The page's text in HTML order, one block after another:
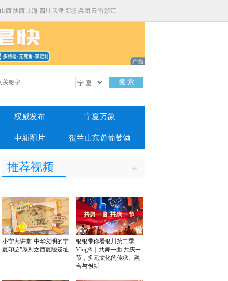
山西 陕西 上海 四川 天津 新疆 兵团 云南 浙江
搜 索
权威发布 宁夏万象
中新图片 贺兰山东麓葡萄酒
推荐视频
小宁大讲堂“中华文明的宁
夏印迹”系列之西夏陵遗址
银银带你看银川第二季
Vlog④｜共舞一曲 共庆一
节，多元文化的传承、融
合与创新